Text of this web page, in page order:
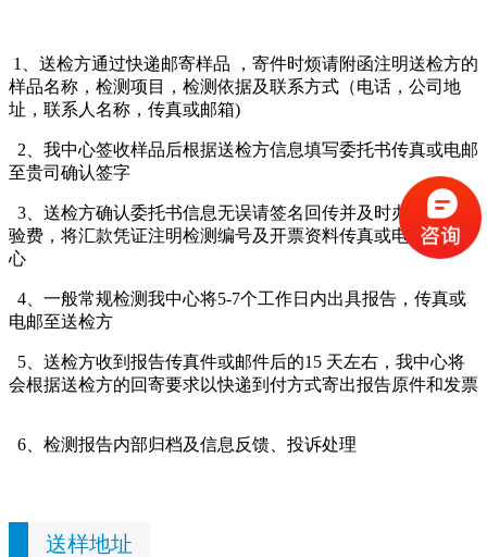
1、送检方通过快递邮寄样品 ，寄件时烦请附函注明送检方的
样品名称，检测项目，检测依据及联系方式（电话，公司地
址，联系人名称，传真或邮箱)
2、我中心签收样品后根据送检方信息填写委托书传真或电邮
至贵司确认签字
3、送检方确认委托书信息无误请签名回传并及时办理缴交检
验费，将汇款凭证注明检测编号及开票资料传真或电邮至我中
心
4、一般常规检测我中心将5-7个工作日内出具报告，传真或
电邮至送检方
5、送检方收到报告传真件或邮件后的15 天左右，我中心将
会根据送检方的回寄要求以快递到付方式寄出报告原件和发票
6、检测报告内部归档及信息反馈、投诉处理
送样地址